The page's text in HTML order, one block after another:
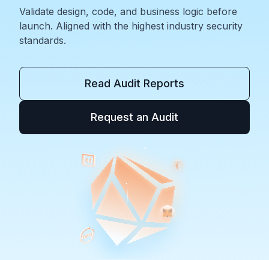
Validate design, code, and business logic before
launch. Aligned with the highest industry security
standards.
Read Audit Reports
Request an Audit